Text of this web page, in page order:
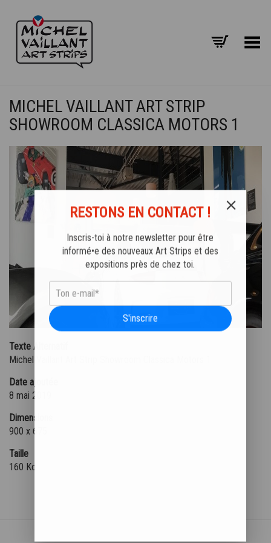
Basculer le menu
MICHEL VAILLANT ART STRIP
SHOWROOM CLASSICA MOTORS 1
Texte Alternatif
Michel Vaillant Art Strip Showroom Classica Motors 1
Date ajoutée
8 mai 2019
Dimensions
900 x 675
Taille
160 Ko
RESTONS EN CONTACT !
Inscris-toi à notre newsletter pour être
informé•e des nouveaux Art Strips et des
expositions près de chez toi.
S'inscrire